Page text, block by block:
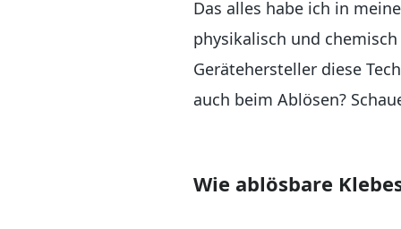
Das alles habe ich in
physikalisch und
Gerätehersteller diese
auch beim Ablösen?
Wie ablösbare